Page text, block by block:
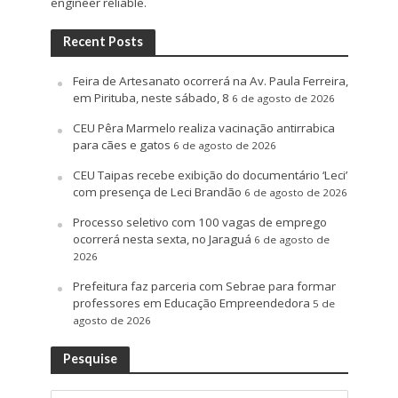
Recent Posts
Feira de Artesanato ocorrerá na Av. Paula Ferreira,
em Pirituba, neste sábado, 8 6 de agosto de 2026
CEU Pêra Marmelo realiza vacinação antirrabica
para cães e gatos 6 de agosto de 2026
CEU Taipas recebe exibição do documentário ‘Leci’
com presença de Leci Brandão 6 de agosto de 2026
Processo seletivo com 100 vagas de emprego
ocorrerá nesta sexta, no Jaraguá 6 de agosto de
2026
Prefeitura faz parceria com Sebrae para formar
professores em Educação Empreendedora 5 de
agosto de 2026
Pesquise